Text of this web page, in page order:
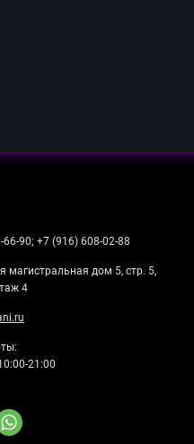
90; +7 (916) 608-02-88
магистральная дом 5, стр. 5,
4
21:00